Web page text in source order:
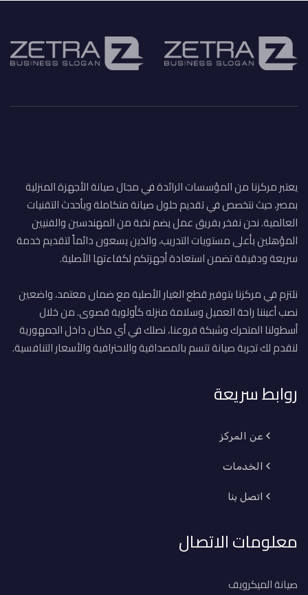
يعتبر مركزنا من المؤسسات الرائدة في مجال صيانة الأجهزة المنزلية
بمصر، حيث نتخصص في تقديم حلول صيانة متكاملة وبأحدث التقنيات
العالمية. نحن نفخر بفريق عمل يضم نخبة من المهندسين والفنيين
المؤهلين بأعلى مستويات التدريب، والذين يسعون دائماً لتقديم خدمة
سريعة ودقيقة تضمن استعادة أجهزتكم لكفاءتها الأصلية.
نلتزم في مركزنا بتوفير قطع الغيار الأصلية مع ضمان معتمد، واضعين
نصب أعيننا راحة العميل وسلامة منزله كأولوية قصوى. من خلال
أسطولنا المتحرك وشبكة فروعنا، نصلك في أي مكان داخل الجمهورية
لنقدم لك تجربة صيانة تتسم بالمصداقية والاحترافية والأسعار التنافسية.
روابط سريعة
عن المركز
الخدمات
اتصل بنا
معلومات الاتصال
صيانة الميكرويف